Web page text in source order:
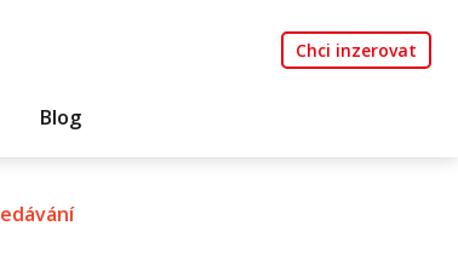
Chci inzerovat
Blog